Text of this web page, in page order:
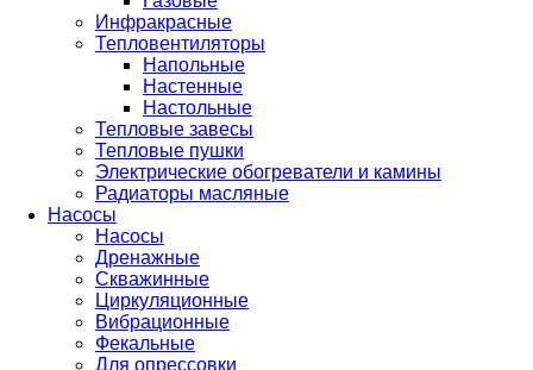
Инфракрасные
Тепловентиляторы
Напольные
Настенные
Настольные
Тепловые завесы
Тепловые пушки
Электрические обогреватели и камины
Радиаторы масляные
Насосы
Насосы
Дренажные
Скважинные
Циркуляционные
Вибрационные
Фекальные
Для опрессовки